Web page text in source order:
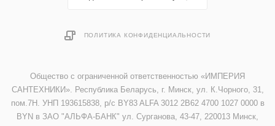
ПОЛИТИКА КОНФИДЕНЦИАЛЬНОСТИ
Общество с ограниченной ответственностью «ИМПЕРИЯ
САНТЕХНИКИ». Республика Беларусь, г. Минск, ул. К.Чорного, 31,
пом.7Н. УНП 193615838, р/с BY83 ALFA 3012 2B62 4700 1027 0000 в
BYN в ЗАО "АЛЬФА-БАНК" ул. Сурганова, 43-47, 220013 Минск,